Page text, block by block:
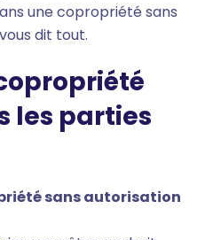
une copropriété sans
dit tout.
les parties
sans autorisation